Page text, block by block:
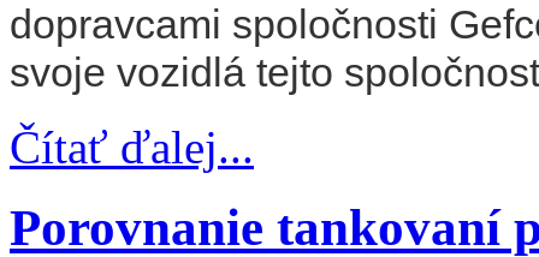
dopravcami spoločnosti
svoje vozidlá tejto
Čítať ďalej...
Porovnanie tankovaní